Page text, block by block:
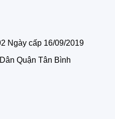
Ngày cấp 16/09/2019
Quận Tân Bình